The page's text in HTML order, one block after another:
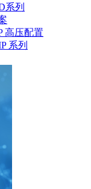
系列
高压配置
系列